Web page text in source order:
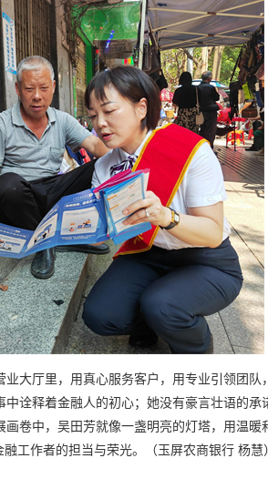
大厅里，用真心服务客户，用专业引领团队
诠释着金融人的初心；她没有豪言壮语的承
卷中，吴田芳就像一盏明亮的灯塔，用温暖
工作者的担当与荣光。（玉屏农商银行 杨慧